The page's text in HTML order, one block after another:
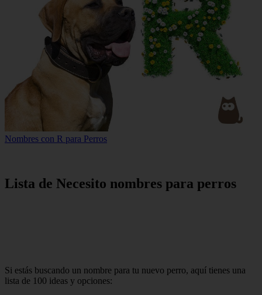
Nombres con R para Perros
Lista de Necesito nombres para perros
Si estás buscando un nombre para tu nuevo perro, aquí tienes una
lista de 100 ideas y opciones: